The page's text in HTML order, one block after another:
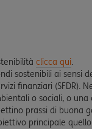
clicca qui.
sostenibili ai sensi
finanziari (SFDR).
o sociali, o
prassi di buona
principale